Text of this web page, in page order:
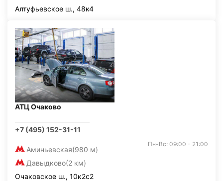
Алтуфьевское ш., 48к4
АТЦ Очаково
+7 (495) 152-31-11
Аминьевская(980 м)
Давыдково(2 км)
Пн-Вс: 09:00 - 21:00
Очаковское ш., 10к2с2